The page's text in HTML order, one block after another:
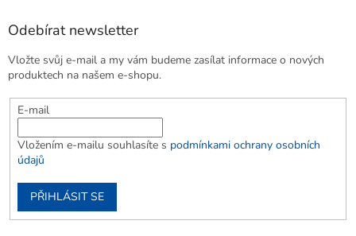
Odebírat newsletter
Vložte svůj e-mail a my vám budeme zasílat informace o nových
produktech na našem e-shopu.
E-mail
Vložením e-mailu souhlasíte s podmínkami ochrany osobních
údajů
PŘIHLÁSIT SE